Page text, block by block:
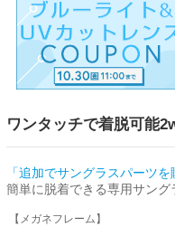
ワンタッチで着脱可能
「追加でサングラスパーツを
簡単に脱着できる専用サング
【メガネフレーム】